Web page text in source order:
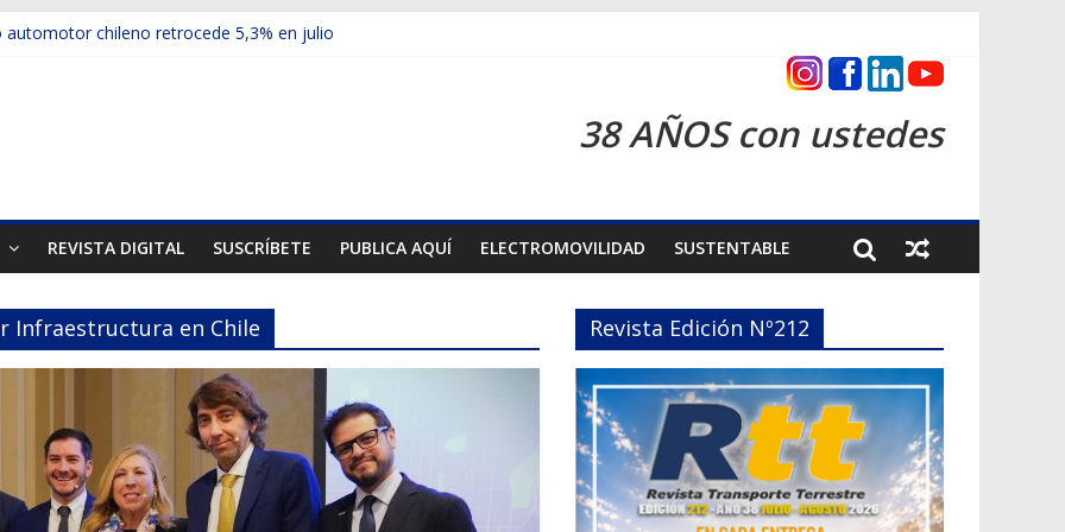
automotor chileno retrocede 5,3% en julio
presentó la recién estrenada Bolden en la Expo Compras Públicas 2026
mercado internacional en lanzar la nueva Maxus T70
38 AÑOS con ustedes
REVISTA DIGITAL SUSCRÍBETE PUBLICA AQUÍ ELECTROMOVILIDAD SUSTENTABLE
Infraestructura en Chile Revista Edición Nº212